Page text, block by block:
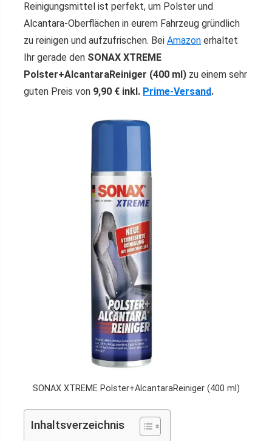
Reinigungsmittel ist perfekt, um Polster und
Alcantara-Oberflächen in eurem Fahrzeug gründlich
zu reinigen und aufzufrischen. Bei Amazon erhaltet
Ihr gerade den SONAX XTREME
Polster+AlcantaraReiniger (400 ml) zu einem sehr
guten Preis von 9,90 € inkl. Prime-Versand.
SONAX XTREME Polster+AlcantaraReiniger (400 ml)
Inhaltsverzeichnis